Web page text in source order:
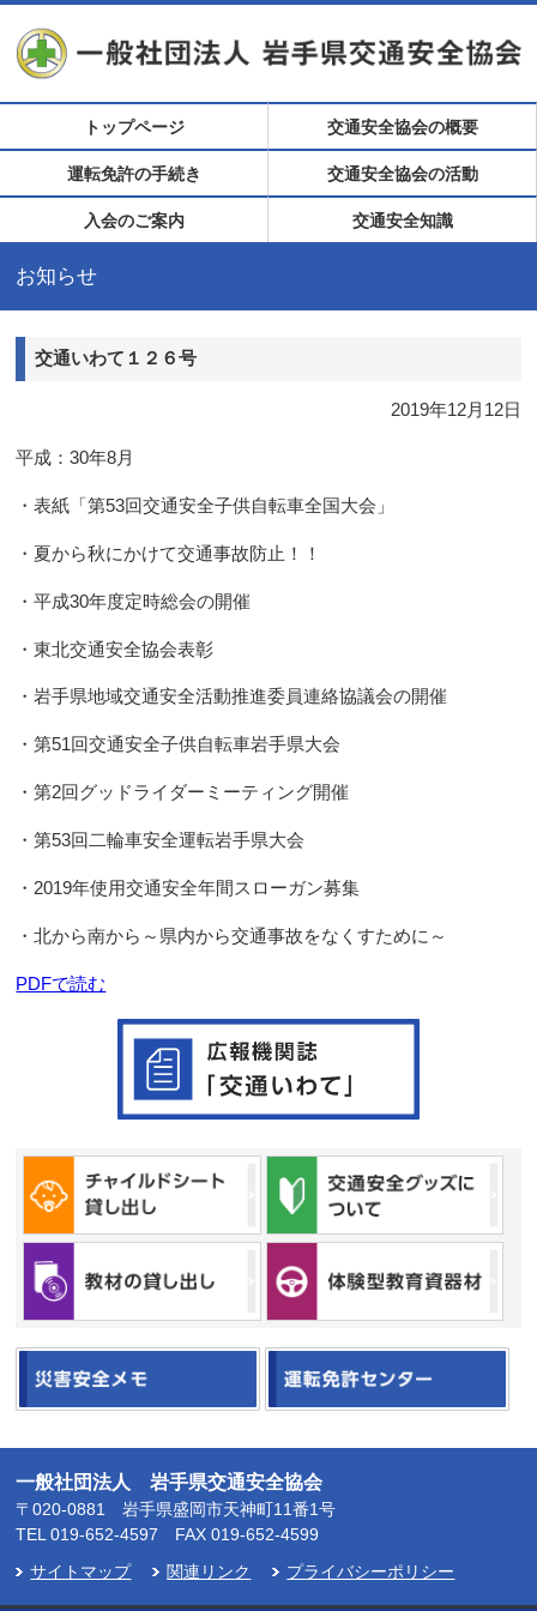
トップページ 交通安全協会の概要
運転免許の手続き 交通安全協会の活動
入会のご案内 交通安全知識
お知らせ
交通いわて１２６号
2019年12月12日
平成：30年8月
・表紙「第53回交通安全子供自転車全国大会」
・夏から秋にかけて交通事故防止！！
・平成30年度定時総会の開催
・東北交通安全協会表彰
・岩手県地域交通安全活動推進委員連絡協議会の開催
・第51回交通安全子供自転車岩手県大会
・第2回グッドライダーミーティング開催
・第53回二輪車安全運転岩手県大会
・2019年使用交通安全年間スローガン募集
・北から南から～県内から交通事故をなくすために～
PDFで読む
一般社団法人 岩手県交通安全協会
〒020-0881 岩手県盛岡市天神町11番1号
TEL019-652-4597 FAX 019-652-4599
サイトマップ 関連リンク プライバシーポリシー